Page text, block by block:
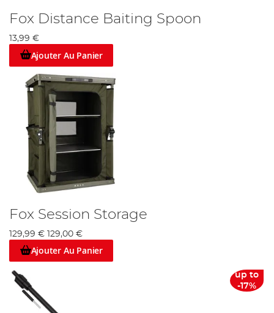
Fox Distance Baiting Spoon
13,99 €
Ajouter Au Panier
Fox Session Storage
129,99 € 129,00 €
Ajouter Au Panier
up to
-17%